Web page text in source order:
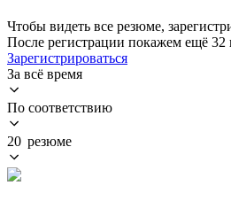
Чтобы видеть все резюме,
После регистрации покажем ещё 32
Зарегистрироваться
За всё время
По соответствию
20 резюме